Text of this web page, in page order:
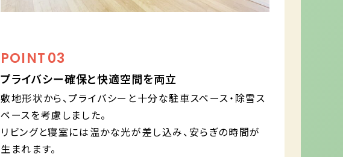
POINT03
プライバシー確保と快適空間を両立
敷地形状から、プライバシーと十分な駐車スペース・除雪ス
ペースを考慮しました。
リビングと寝室には温かな光が差し込み、安らぎの時間が
生まれます。